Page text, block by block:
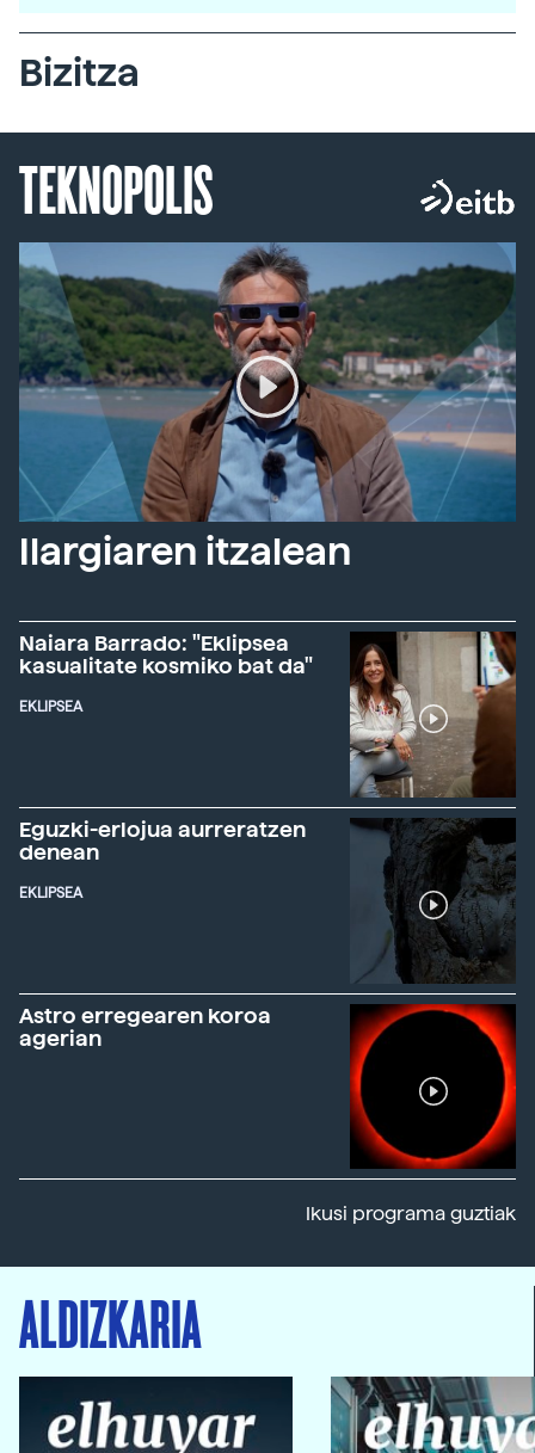
Bizitza
TEKNOPOLIS
Ilargiaren itzalean
Naiara Barrado: "Eklipsea
kasualitate kosmiko bat da"
EKLIPSEA
Eguzki-erlojua aurreratzen
denean
EKLIPSEA
Astro erregearen koroa
agerian
Ikusi programa guztiak
ALDIZKARIA